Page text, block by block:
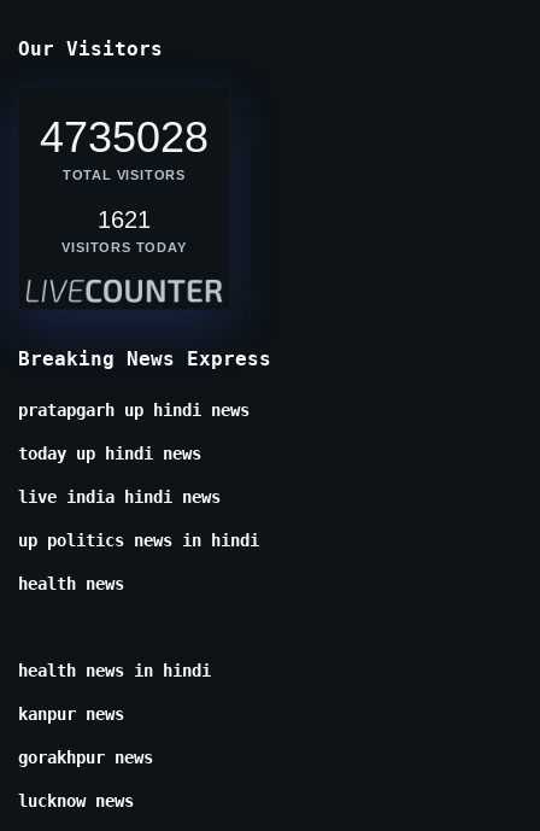
Our Visitors
4735028
TOTAL VISITORS
1621
VISITORS TODAY
Breaking News Express
pratapgarh up hindi news
today up hindi news
live india hindi news
up politics news in hindi
health news
health news in hindi
kanpur news
gorakhpur news
lucknow news